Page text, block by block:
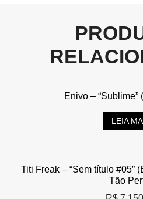
Enivo – “Sublime”
LEIA
Titi Freak – “Sem título #05”
Tão